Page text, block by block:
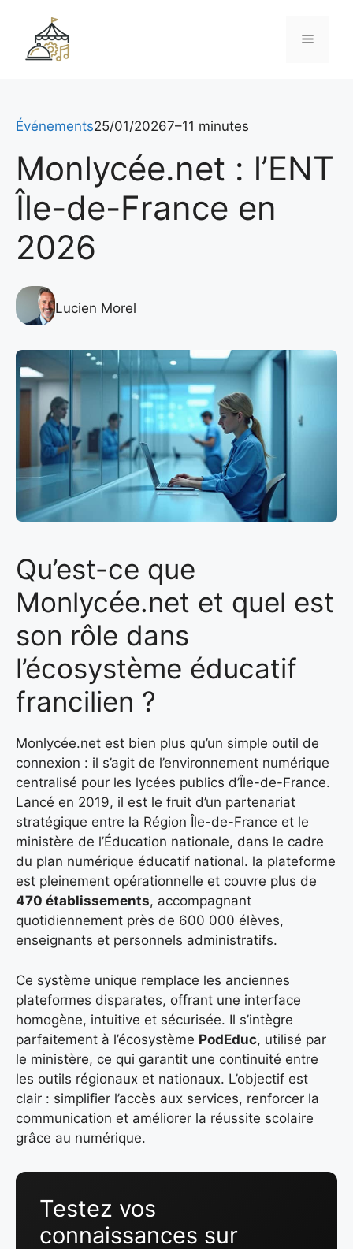
contenu
Menu
Événements25/01/20267–11 minutes
Monlycée.net : l’ENT
Île-de-France en
2026
Lucien Morel
Qu’est-ce que
Monlycée.net et quel est
son rôle dans
l’écosystème éducatif
francilien ?
Monlycée.net est bien plus qu’un simple outil de
connexion : il s’agit de l’environnement numérique
centralisé pour les lycées publics d’Île-de-France.
Lancé en 2019, il est le fruit d’un partenariat
stratégique entre la Région Île-de-France et le
ministère de l’Éducation nationale, dans le cadre
du plan numérique éducatif national. la plateforme
est pleinement opérationnelle et couvre plus de
470 établissements, accompagnant
quotidiennement près de 600 000 élèves,
enseignants et personnels administratifs.
Ce système unique remplace les anciennes
plateformes disparates, offrant une interface
homogène, intuitive et sécurisée. Il s’intègre
parfaitement à l’écosystème PodEduc, utilisé par
le ministère, ce qui garantit une continuité entre
les outils régionaux et nationaux. L’objectif est
clair : simplifier l’accès aux services, renforcer la
communication et améliorer la réussite scolaire
grâce au numérique.
Testez vos
connaissances sur